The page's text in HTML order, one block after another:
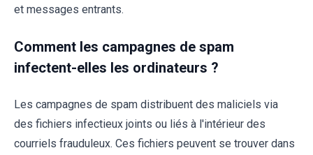
et messages entrants.
Comment les campagnes de spam
infectent-elles les ordinateurs ?
Les campagnes de spam distribuent des maliciels via
des fichiers infectieux joints ou liés à l'intérieur des
courriels frauduleux. Ces fichiers peuvent se trouver dans